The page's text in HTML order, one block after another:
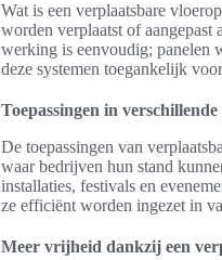
Wat is een verplaatsbare
worden verplaatst of
werking is eenvoudig; panelen
deze systemen toegankelijk
Toepassingen in
De toepassingen van
waar bedrijven hun stand
installaties, festivals en
ze efficiënt worden ingezet in
Meer vrijheid dankzij een